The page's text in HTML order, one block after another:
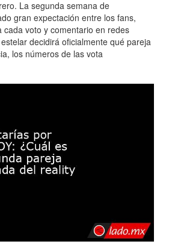
La segunda semana de
gran expectación entre los fans,
cada voto y comentario en redes
decidirá oficialmente qué pareja
los números de las vota